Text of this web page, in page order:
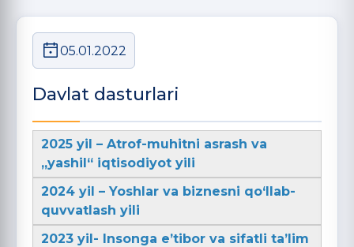
05.01.2022
Davlat dasturlari
2025 yil – Atrof-muhitni asrash va
„yashil“ iqtisodiyot yili
2024 yil – Yoshlar va biznesni qo‘llab-
quvvatlash yili
2023 yil- Insonga e’tibor va sifatli ta’lim